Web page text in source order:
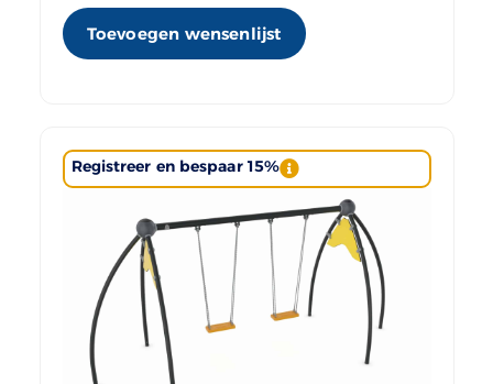
Toevoegen wensenlijst
Registreer en bespaar 15%